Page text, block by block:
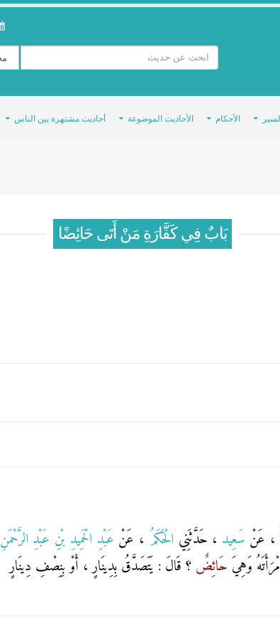
السير الأحكام الأحاديث الموضوعة أحاديث مشتهرة بين الناس
بَابٌ فِي كَفَّارَةِ مَنْ أَتَى حَائِضًا
، عَنْ سَعِيد ، حَدَّثَنِي الْحَكَمُ ، عَنْ عَبْدِ الْحَمِيدِ بْنِ عَبْدِ الرَّحْمَنِ
وَهِيَ حَائِضٌ ؟ قَالَ : يَتَصَدَّقُ بِدِينَارٍ ، أَوْ بِنِصْفِ دِينَارٍ